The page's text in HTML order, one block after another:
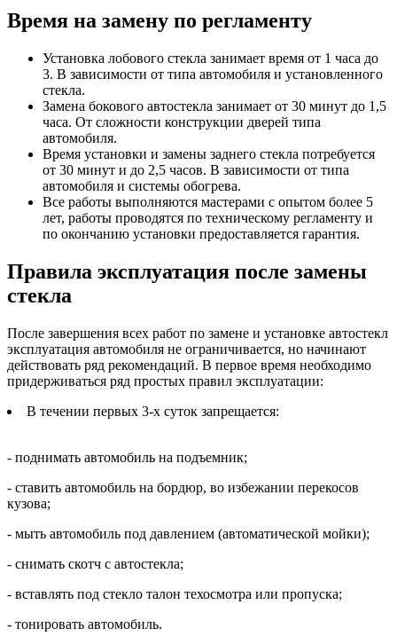
Время на замену по регламенту
Установка лобового стекла занимает время от 1 часа до
3. В зависимости от типа автомобиля и установленного
стекла.
Замена бокового автостекла занимает от 30 минут до 1,5
часа. От сложности конструкции дверей типа
автомобиля.
Время установки и замены заднего стекла потребуется
от 30 минут и до 2,5 часов. В зависимости от типа
автомобиля и системы обогрева.
Все работы выполняются мастерами с опытом более 5
лет, работы проводятся по техническому регламенту и
по окончанию установки предоставляется гарантия.
Правила эксплуатация после замены
стекла
После завершения всех работ по замене и установке автостекл
эксплуатация автомобиля не ограничивается, но начинают
действовать ряд рекомендаций. В первое время необходимо
придерживаться ряд простых правил эксплуатации:
В течении первых 3-х суток запрещается:
- поднимать автомобиль на подъемник;
- ставить автомобиль на бордюр, во избежании перекосов
кузова;
- мыть автомобиль под давлением (автоматической мойки);
- снимать скотч с автостекла;
- вставлять под стекло талон техосмотра или пропуска;
- тонировать автомобиль.